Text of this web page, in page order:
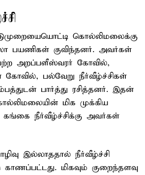
கொல்லிமலைக்கு
பயணிகள் குவிந்தனர். அவர்கள்
அறப்பளீஸ்வரர் கோவில்,
பல்வேறு நீர்வீழ்ச்சிகள்
பார்த்து ரசித்தனர். இதன்
மிக முக்கிய
கங்கை நீர்வீழ்ச்சிக்கு அவர்கள்
இல்லாததால் நீர்வீழ்ச்சி
காணப்பட்டது. மிகவும் குறைந்தளவு